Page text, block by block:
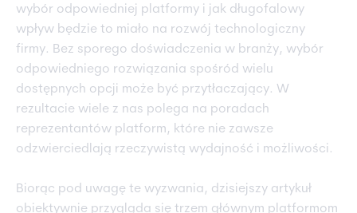
wybór odpowiedniej platformy i jak długofalowy
wpływ będzie to miało na rozwój technologiczny
firmy. Bez sporego doświadczenia w branży, wybór
odpowiedniego rozwiązania spośród wielu
dostępnych opcji może być przytłaczający. W
rezultacie wiele z nas polega na poradach
reprezentantów platform, które nie zawsze
odzwierciedlają rzeczywistą wydajność i możliwości.
Biorąc pod uwagę te wyzwania, dzisiejszy artykuł
obiektywnie przygląda się trzem głównym platformom